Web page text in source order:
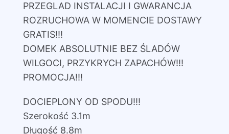
PRZEGLAD INSTALACJI I GWARANCJA
ROZRUCHOWA W MOMENCIE DOSTAWY
GRATIS!!!
DOMEK ABSOLUTNIE BEZ ŚLADÓW
WILGOCI, PRZYKRYCH ZAPACHÓW!!!
PROMOCJA!!!
DOCIEPLONY OD SPODU!!!
Szerokość 3.1m
Długość 8.8m